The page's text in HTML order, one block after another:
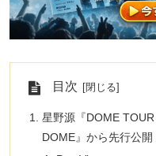
目次
星野源『DOME
DOME』から先行公